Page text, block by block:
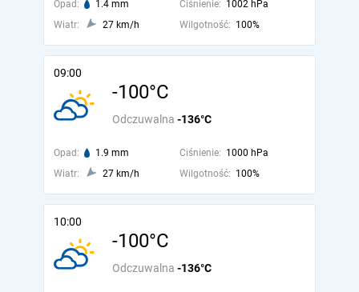
Opad: 1.4 mm Ciśnienie: 1002 hPa
Wiatr:
27 km/h Wilgotność: 100%
09:00
-100°C
Odczuwalna -136°C
Opad: 1.9 mm Ciśnienie: 1000 hPa
Wiatr:
27 km/h Wilgotność: 100%
10:00
-100°C
Odczuwalna -136°C